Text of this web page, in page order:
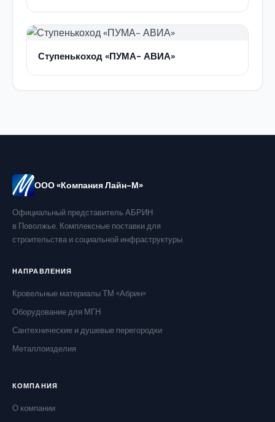
Ступенькоход «ПУМА- АВИА»
ООО «Компания Лайн-М»
Официальный представитель АБРИН
в Поволжье. Комплексные поставки для
строительства и социальной инфраструктуры.
НАПРАВЛЕНИЯ
Кровельные материалы ТМ «Абрин»
Оборудование для МГН
Сантехнические и душевые перегородки
Металлоизделия
КОМПАНИЯ
О компании